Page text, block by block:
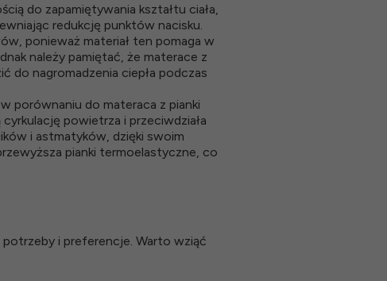
do zapamiętywania kształtu ciała,
redukcję punktów nacisku.
ponieważ materiał ten pomaga w
należy pamiętać, że materace z
do nagromadzenia ciepła podczas
porównaniu do materaca z pianki
powietrza i przeciwdziała
i astmatyków, dzięki swoim
pianki termoelastyczne, co
potrzeby i preferencje. Warto wziąć